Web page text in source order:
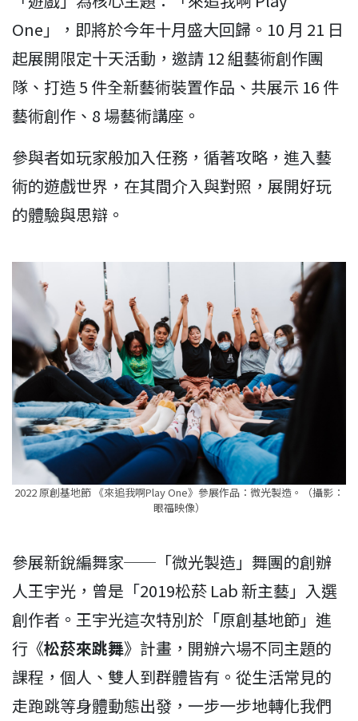
One」，即將於今年十月盛大回歸。10 月 21 日
起展開限定十天活動，邀請 12 組藝術創作團
隊、打造 5 件全新藝術裝置作品、共展示 16 件
藝術創作、8 場藝術講座。
參與者如玩家般加入任務，循著攻略，進入藝
術的遊戲世界，在其間介入與對照，展開好玩
的體驗與思辯。
2022 原創基地節 《來追我啊Play One》參展作品：微光製造。（攝影：
眼福映像）
參展新銳編舞家──「微光製造」舞團的創辦
人王宇光，曾是「2019松菸 Lab 新主藝」入選
創作者。王宇光這次特別於「原創基地節」進
行《松菸來跳舞》計畫，開辦六場不同主題的
課程，個人、雙人到群體皆有。從生活常見的
走跑跳等身體動態出發，一步一步地轉化我們